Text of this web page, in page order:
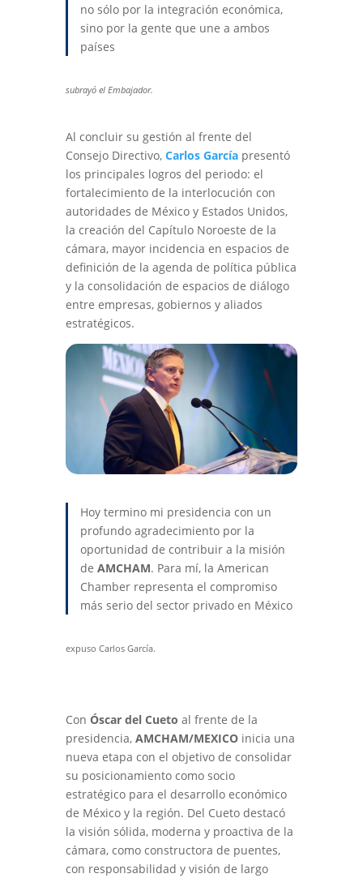
no sólo por la integración económica,
sino por la gente que une a ambos
países
subrayó el Embajador.
Al concluir su gestión al frente del
Consejo Directivo, Carlos García presentó
los principales logros del periodo: el
fortalecimiento de la interlocución con
autoridades de México y Estados Unidos,
la creación del Capítulo Noroeste de la
cámara, mayor incidencia en espacios de
definición de la agenda de política pública
y la consolidación de espacios de diálogo
entre empresas, gobiernos y aliados
estratégicos.
Hoy termino mi presidencia con un
profundo agradecimiento por la
oportunidad de contribuir a la misión
de AMCHAM. Para mí, la American
Chamber representa el compromiso
más serio del sector privado en México
expuso Carlos García.
Con Óscar del Cueto al frente de la
presidencia, AMCHAM/MEXICO inicia una
nueva etapa con el objetivo de consolidar
su posicionamiento como socio
estratégico para el desarrollo económico
de México y la región. Del Cueto destacó
la visión sólida, moderna y proactiva de la
cámara, como constructora de puentes,
con responsabilidad y visión de largo